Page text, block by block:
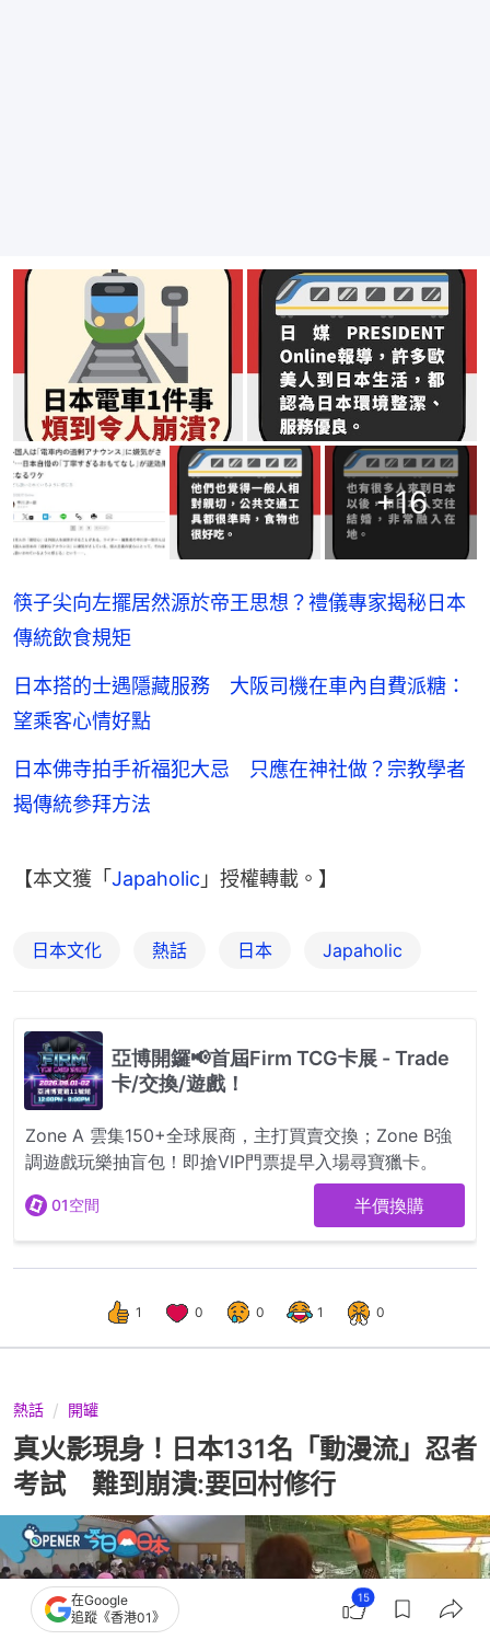
+16
筷子尖向左擺居然源於帝王思想？禮儀專家揭秘日本
傳統飲食規矩
日本搭的士遇隱藏服務 大阪司機在車內自費派糖：
望乘客心情好點
日本佛寺拍手祈福犯大忌 只應在神社做？宗教學者
揭傳統參拜方法
【本文獲「 Japaholic 」授權轉載。】
日本文化 熱話 日本 Japaholic
1 0 0 1 0
熱話 開罐
真火影現身！日本131名「動漫流」忍者
考試 難到崩潰:要回村修行
在Google
追蹤《香港01》
15